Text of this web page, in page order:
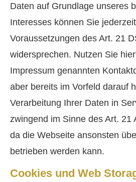
Daten auf Grundlage unseres
Interesses können Sie
Voraussetzungen des Art. 21
widersprechen. Nutzen Sie
Impressum genannten
aber bereits im Vorfeld darauf
Verarbeitung Ihrer Daten in
zwingend im Sinne des Art. 21
da die Webseite ansonsten
betrieben werden kann.
Cookies und Web